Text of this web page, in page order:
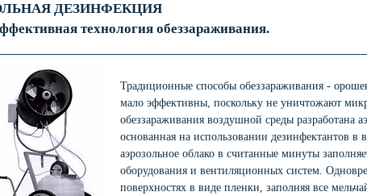
ДЕЗИНФЕКЦИЯ
технология обеззараживания.
Традиционные способы обеззараживания -
мало эффективны, поскольку не уничтожают
обеззараживания воздушной среды разработана
основанная на использовании дезинфектантов в
аэрозольное облако в считанные минуты
оборудования и вентиляционных систем.
поверхностях в виде пленки, заполняя все